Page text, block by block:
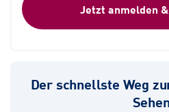
Jetzt anmelden
Der schnellste Weg